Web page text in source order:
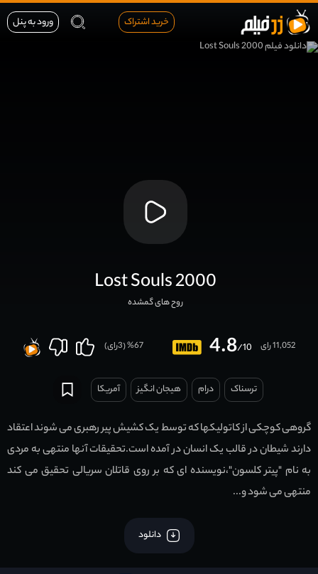
خرید اشتراک ورود به پنل
Lost Souls 2000
روح های گمشده
4.8/10 11,052 رای 67
% (
3رای)
ترسناک درام هیجان انگیز آمریکا
گروهی کوچکی از کاتولیکها که توسط یک کشیش پیر رهبری می شوند اعتقاد
دارند شیطان در قالب یک انسان در آمده است.تحقیقات آنها منتهی به مردی
به نام "پیتر کلسون"،نویسنده ای که بر روی قاتلان سریالی تحقیق می کند
منتهی می شود و...
دانلود